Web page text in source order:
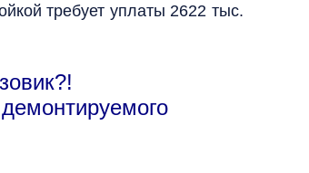
требует уплаты 2622 тыс.